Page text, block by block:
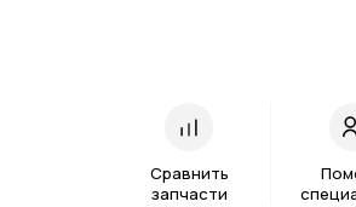
Сравнить
запчасти